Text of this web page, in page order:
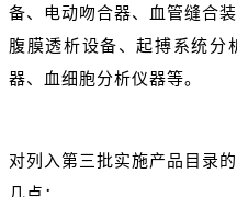
备、电动吻合器、血管缝合
腹膜透析设备、起搏系统分
器、血细胞分析仪器等。
对列入第三批实施产品目录